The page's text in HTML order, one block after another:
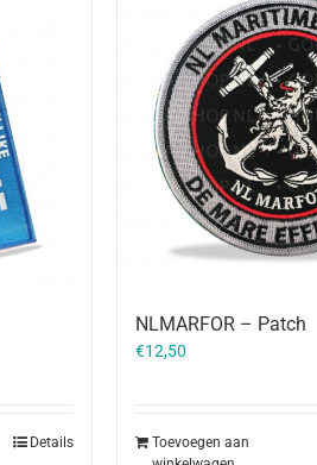
Details
NLMARFOR – Patch
€12,50
Toevoegen aan